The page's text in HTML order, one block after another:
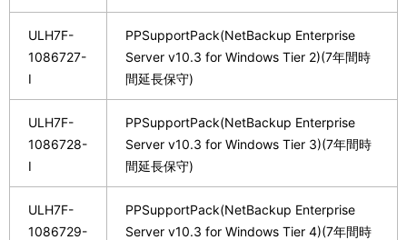
ULH7F-
1086727-
I
PPSupportPack(NetBackup Enterprise
Server v10.3 for Windows Tier 2)(7年間時
間延長保守)
ULH7F-
1086728-
I
PPSupportPack(NetBackup Enterprise
Server v10.3 for Windows Tier 3)(7年間時
間延長保守)
ULH7F-
1086729-
PPSupportPack(NetBackup Enterprise
Server v10.3 for Windows Tier 4)(7年間時